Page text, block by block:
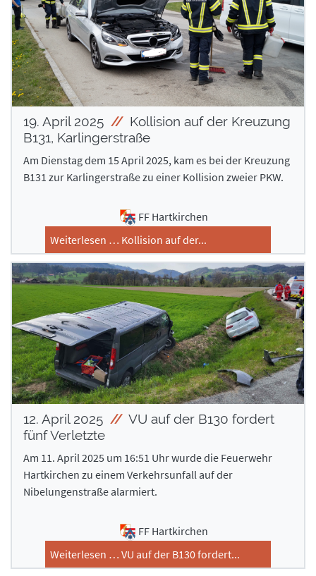
19. April 2025
Kollision auf der Kreuzung
B131, Karlingerstraße
Am Dienstag dem 15 April 2025, kam es bei der Kreuzung
B131 zur Karlingerstraße zu einer Kollision zweier PKW.
FF Hartkirchen
Weiterlesen … Kollision auf der...
12. April 2025
VU auf der B130 fordert
fünf Verletzte
Am 11. April 2025 um 16:51 Uhr wurde die Feuerwehr
Hartkirchen zu einem Verkehrsunfall auf der
Nibelungenstraße alarmiert.
FF Hartkirchen
Weiterlesen … VU auf der B130 fordert...